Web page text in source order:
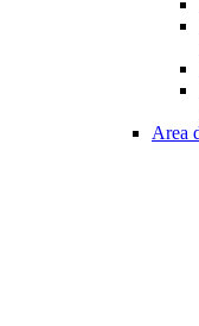
Area